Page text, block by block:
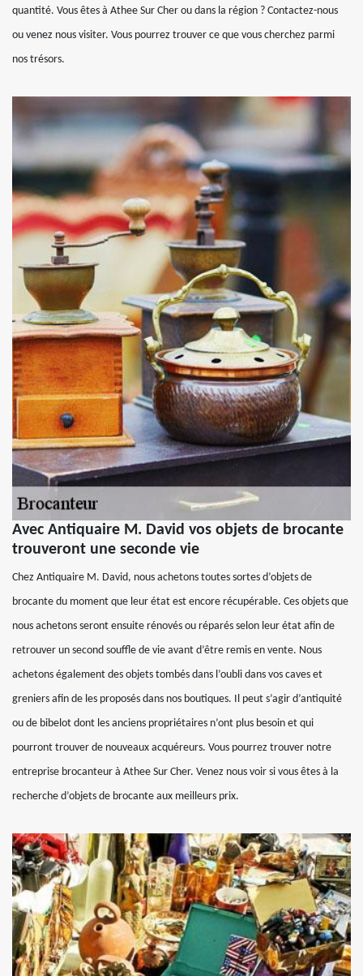
quantité. Vous êtes à Athee Sur Cher ou dans la région ? Contactez-nous
ou venez nous visiter. Vous pourrez trouver ce que vous cherchez parmi
nos trésors.
Avec Antiquaire M. David vos objets de brocante
trouveront une seconde vie
Chez Antiquaire M. David, nous achetons toutes sortes d’objets de
brocante du moment que leur état est encore récupérable. Ces objets que
nous achetons seront ensuite rénovés ou réparés selon leur état afin de
retrouver un second souffle de vie avant d’être remis en vente. Nous
achetons également des objets tombés dans l’oubli dans vos caves et
greniers afin de les proposés dans nos boutiques. Il peut s’agir d’antiquité
ou de bibelot dont les anciens propriétaires n’ont plus besoin et qui
pourront trouver de nouveaux acquéreurs. Vous pourrez trouver notre
entreprise brocanteur à Athee Sur Cher. Venez nous voir si vous êtes à la
recherche d’objets de brocante aux meilleurs prix.